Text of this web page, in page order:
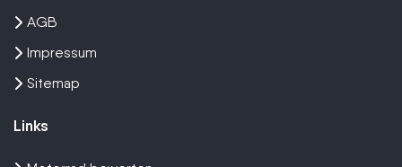
AGB
Impressum
Sitemap
Links